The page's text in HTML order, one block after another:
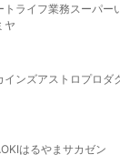
ト ライフ業務スーパー
ヤ
インズアストロプロダ
はるやま サカゼン